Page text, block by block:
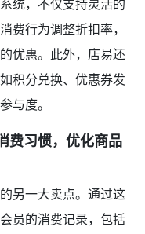
统，不仅支持灵活的
费行为调整折扣率，
优惠。此外，店易还
积分兑换、优惠券发
与度。
费习惯，优化商品
另一大卖点。通过这
员的消费记录，包括